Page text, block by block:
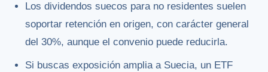
Los dividendos suecos para no residentes suelen
soportar retención en origen, con carácter general
del 30%, aunque el convenio puede reducirla.
Si buscas exposición amplia a Suecia, un ETF